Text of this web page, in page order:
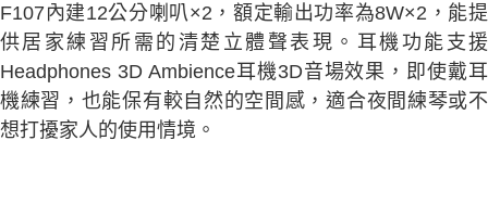
F107內建12公分喇叭×2，額定輸出功率為8W×2，能提
供居家練習所需的清楚立體聲表現。耳機功能支援
Headphones 3D Ambience耳機3D音場效果，即使戴耳
機練習，也能保有較自然的空間感，適合夜間練琴或不
想打擾家人的使用情境。